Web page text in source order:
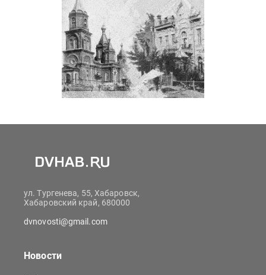
ул. Тургенева, 55, Хабаровск,
Хабаровский край, 680000
dvnovosti@gmail.com
Новости